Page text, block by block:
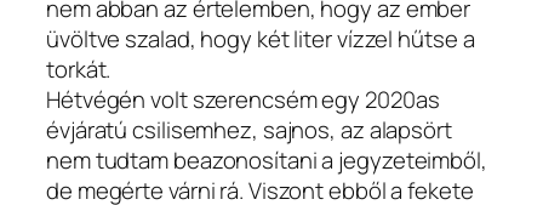
nem abban az értelemben, hogy az ember
üvöltve szalad, hogy két liter vízzel hűtse a
torkát.
Hétvégén volt szerencsém egy 2020as
évjáratú csilisemhez, sajnos, az alapsört
nem tudtam beazonosítani a jegyzeteimből,
de megérte várni rá. Viszont ebből a fekete